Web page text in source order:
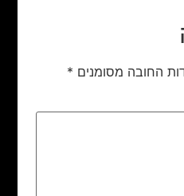
החובה מסומנים *